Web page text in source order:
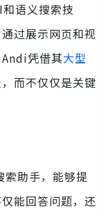
语义搜索技
过展示网页和视
凭借其大型
而不仅仅是关键
索助手，能够提
能回答问题，还